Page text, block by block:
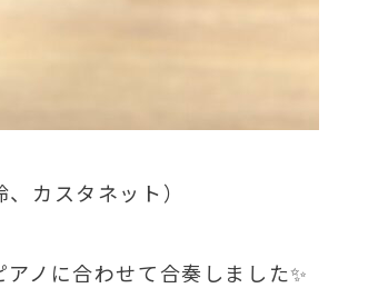
カスタネット）
ノに合わせて合奏しました✨